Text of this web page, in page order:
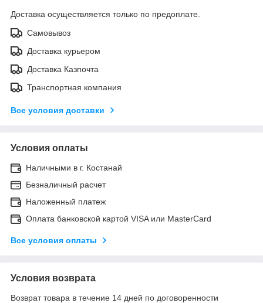
Доставка осуществляется только по предоплате.
Самовывоз
Доставка курьером
Доставка Казпочта
Транспортная компания
Все условия доставки
Условия оплаты
Наличными в г. Костанай
Безналичный расчет
Наложенный платеж
Оплата банковской картой VISA или MasterCard
Все условия оплаты
Условия возврата
Возврат товара в течение 14 дней по договоренности